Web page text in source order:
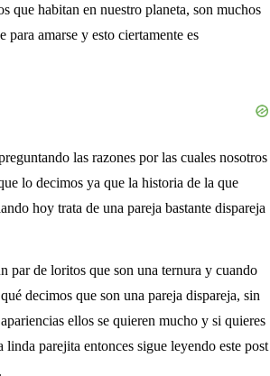
que habitan en nuestro planeta, son muchos
para amarse y esto ciertamente es
las razones por las cuales nosotros
lo decimos ya que la historia de la que
hoy trata de una pareja bastante dispareja
par de loritos que son una ternura y cuando
decimos que son una pareja dispareja, sin
ellos se quieren mucho y si quieres
linda parejita entonces sigue leyendo este post